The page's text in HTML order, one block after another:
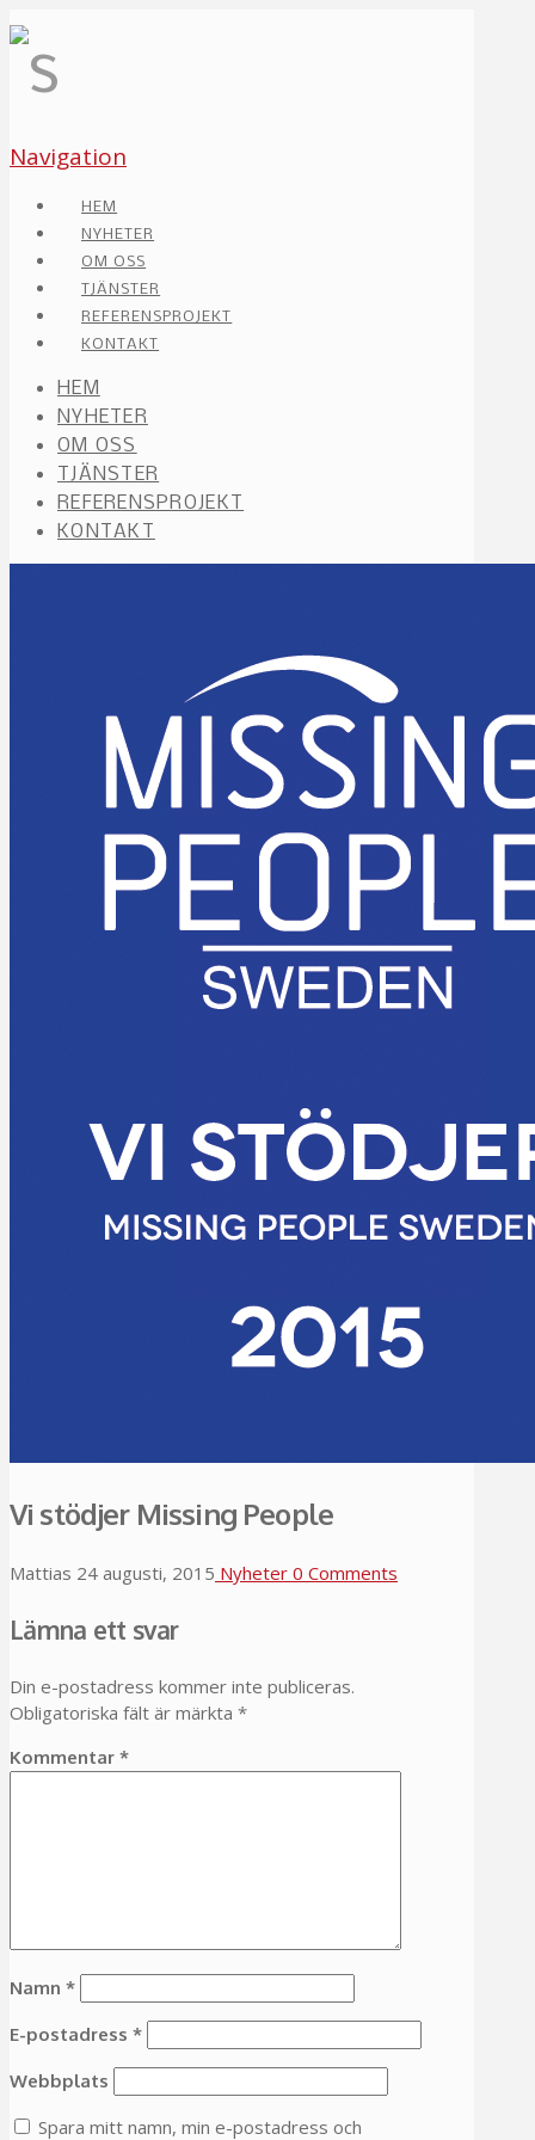
Navigation
HEM
NYHETER
OM OSS
TJÄNSTER
REFERENSPROJEKT
KONTAKT
HEM
NYHETER
OM OSS
TJÄNSTER
REFERENSPROJEKT
KONTAKT
Vi stödjer Missing People
Mattias 24 augusti, 2015 Nyheter 0 Comments
Lämna ett svar
Din e-postadress kommer inte publiceras.
Obligatoriska fält är märkta *
Kommentar *
Namn *
E-postadress *
Webbplats
Spara mitt namn, min e-postadress och